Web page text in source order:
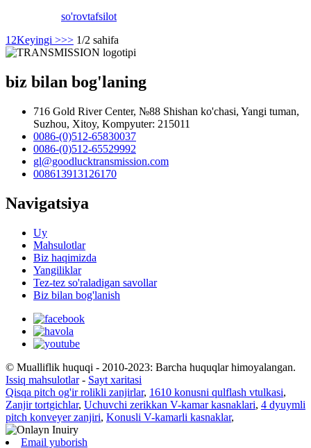
so'rovtafsilot
1 2Keyingi >>> 1/2 sahifa
biz bilan bog'laning
716 Gold River Center, №88 Shishan ko'chasi, Yangi tuman,
Suzhou, Xitoy, Kompyuter: 215011
0086-(0)512-65830037
0086-(0)512-65529992
gl@goodlucktransmission.com
008613913126170
Navigatsiya
Uy
Mahsulotlar
Biz haqimizda
Yangiliklar
Tez-tez so'raladigan savollar
Biz bilan bog'lanish
© Mualliflik huquqi - 2010-2023: Barcha huquqlar himoyalangan.
Issiq mahsulotlar- Sayt xaritasi
Qisqa pitch og'ir rolikli zanjirlar, 1610 konusni qulflash vtulkasi,
Zanjir tortgichlar, Uchuvchi zerikkan V-kamar kasnaklari, 4 dyuymli
pitch konveyer zanjiri, Konusli V-kamarli kasnaklar,
Email yuborish